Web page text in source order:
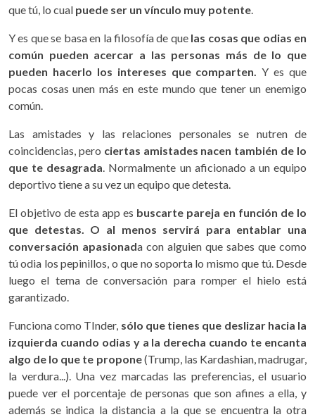
que tú, lo cual puede ser un vínculo muy potente
Y es que se basa en la filosofía de que las cosas que odias en
común pueden acercar a las personas más de lo que
pueden hacerlo los intereses que comparten.Y es que
pocas cosas unen más en este mundo que tener un enemigo
común.
Las amistades y las relaciones personales se nutren de
coincidencias, pero ciertas amistades nacen también de lo
que te desagrada . Normalmente un aficionado a un equipo
deportivo tiene a su vez un equipo que detesta.
El objetivo de esta app es buscarte pareja en función de lo
que detestas. O al menos servirá para entablar una
conversación apasionada con alguien que sabes que como
tú odia los pepinillos, o que no soporta lo mismo que tú. Desde
luego el tema de conversación para romper el hielo está
garantizado.
Funciona como TInder, sólo que tienes que deslizar hacia la
izquierda cuando odias y a la derecha cuando te encanta
algo de lo que te propone(Trump, las Kardashian, madrugar,
la verdura...). Una vez marcadas las preferencias, el usuario
puede ver el porcentaje de personas que son afines a ella, y
además se indica la distancia a la que se encuentra la otra